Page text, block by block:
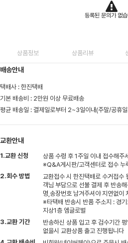
등록된 문의가 없
상품정보 상품리뷰
배송안내
택배사 : 한진택배
기본 배송비 : 2만원 이상 무료배송
평균 배송일 : 결제일로부터 2~3일이내(주말/공휴
교환안내
1.교환 신청
상품 수령 후 1주일 이내 접수해
※Q&A게시판/고객센터로 접수 누
2.회수 방법
교환접수 시 한진택배로 수거접수
객님 부담으로 선불 결제 후 반송
명,송장번호 남겨주셔야 지연없이
※타택배 반송시 반품 주소지 : 경
지상1층 엠글로벌
3.교환 기간
반송하신 상품 입고 후 검수기간
없을시 교환상품 출고 진행됩니다